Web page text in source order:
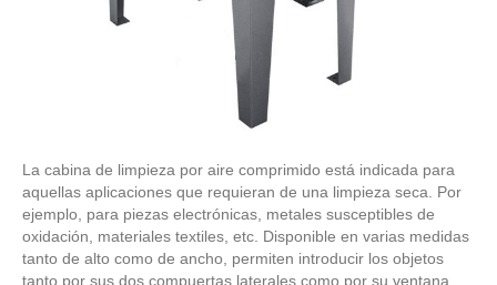
La cabina de limpieza por aire comprimido está indicada para
aquellas aplicaciones que requieran de una limpieza seca. Por
ejemplo, para piezas electrónicas, metales susceptibles de
oxidación, materiales textiles, etc. Disponible en varias medidas
tanto de alto como de ancho, permiten introducir los objetos
tanto por sus dos compuertas laterales como por su ventana